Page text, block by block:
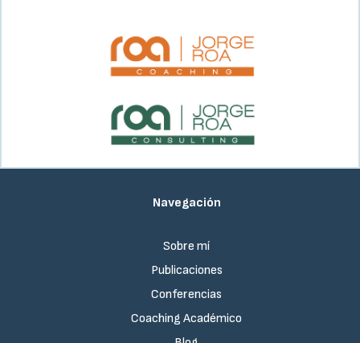
Navegación
Sobre mí
Publicaciones
Conferencias
Coaching Académico